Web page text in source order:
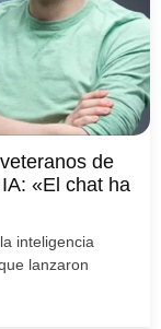
de
«El chat ha
inteligencia
lanzaron